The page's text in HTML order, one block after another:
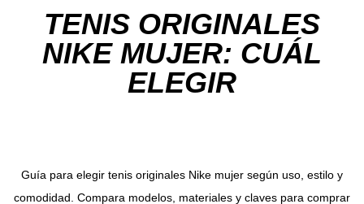
TENIS ORIGINALES
NIKE MUJER: CUÁL
ELEGIR
Guía para elegir tenis originales Nike mujer según uso, estilo y
comodidad. Compara modelos, materiales y claves para comprar